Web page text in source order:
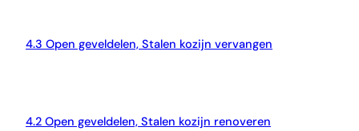
4.3 Open geveldelen, Stalen kozijn vervangen
4.2 Open geveldelen, Stalen kozijn renoveren